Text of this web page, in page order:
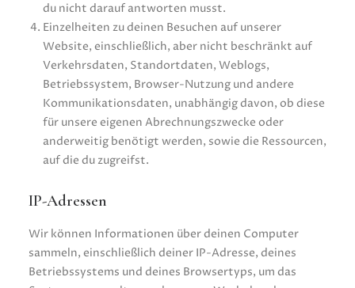
du nicht darauf antworten musst.
Einzelheiten zu deinen Besuchen auf unserer
Website, einschließlich, aber nicht beschränkt auf
Verkehrsdaten, Standortdaten, Weblogs,
Betriebssystem, Browser-Nutzung und andere
Kommunikationsdaten, unabhängig davon, ob diese
für unsere eigenen Abrechnungszwecke oder
anderweitig benötigt werden, sowie die Ressourcen,
auf die du zugreifst.
IP-Adressen
Wir können Informationen über deinen Computer
sammeln, einschließlich deiner IP-Adresse, deines
Betriebssystems und deines Browsertyps, um das